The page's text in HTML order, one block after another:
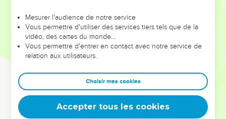
leur foi ou leur vision. Mais on voit moins les doutes, les erreurs
et les saisons difficiles qu'ils ont traversés, alors même que ce
sont elles qui les ont façonnés.
Dans cette conférence, leaders, entrepreneurs, et responsables
clés pour avancer avec plus de sagesse afin que leurs erreurs
deviennent vos tremplins. Que vous guidiez un ministère, une
équipe, un groupe ou une famille, leur expérience est faite
Mesurer l'audience de notre service
Vous permettre d'utiliser des services tiers tels que de la
vidéo, des cartes du monde…
Vous permettre d'entrer en contact avec notre service de
relation aux utilisateurs.
Choisir mes cookies
Accepter tous les cookies